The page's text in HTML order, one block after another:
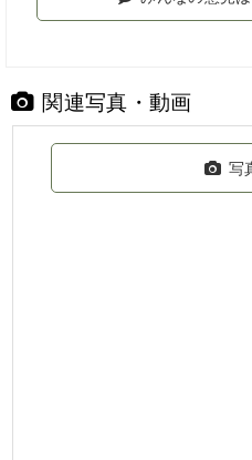
関連写真・動画
写